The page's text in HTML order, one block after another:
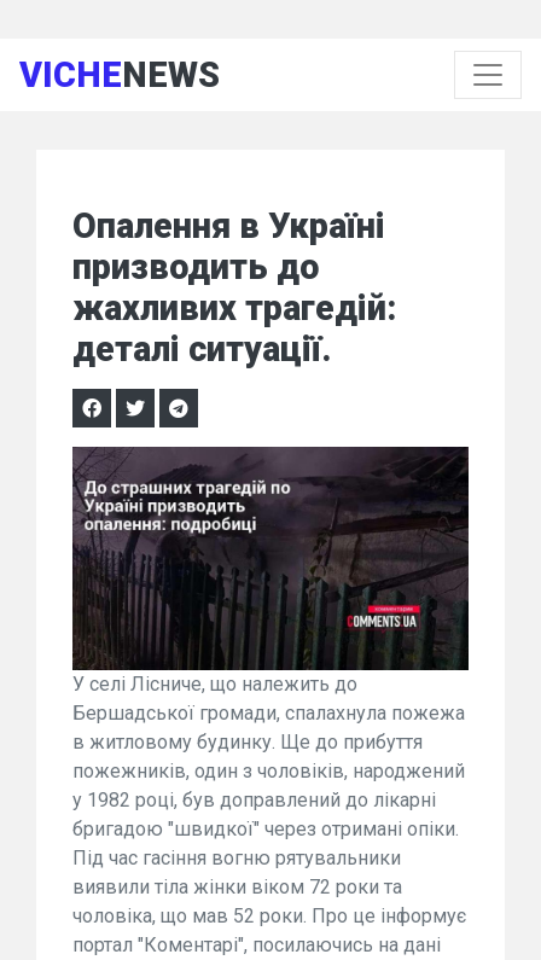
VICHENEWS
Опалення в Україні
призводить до
жахливих трагедій:
деталі ситуації.
У селі Лісниче, що належить до
Бершадської громади, спалахнула пожежа
в житловому будинку. Ще до прибуття
пожежників, один з чоловіків, народжений
у 1982 році, був доправлений до лікарні
бригадою "швидкої" через отримані опіки.
Під час гасіння вогню рятувальники
виявили тіла жінки віком 72 роки та
чоловіка, що мав 52 роки. Про це інформує
портал "Коментарі", посилаючись на дані